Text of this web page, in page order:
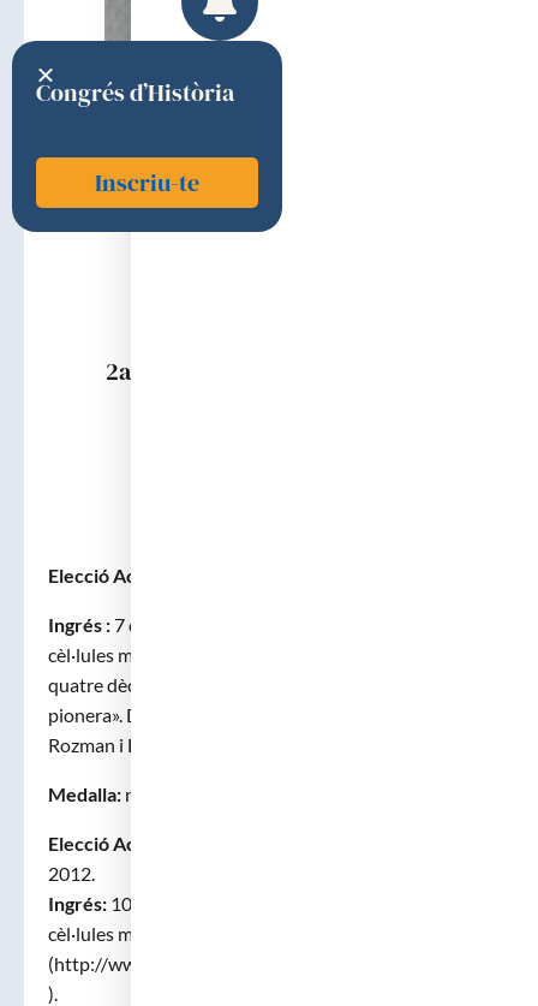
2a (MEDICINA I ESPECIALITATS
Elecció Acadèmic Numerari:
Ingrés :7 de maig de 2017, «Trasplantament de
cèl·lules mare de la sang i del sistema immunitari :
quatre dècades de progressos en una Catalunya
pionera». Discurs de Resposta a càrrec del Dr. Ciril
Rozman i Borstnar.
Medalla: número 42
Elecció Acadèmic corresponent:
2012.
Ingrés: 10 d’abril de 2012 «Trasplantament de
cèl·lules mare de la sang: d on venim, cap a on anem»
(http://www.raco.cat/index.php/RevistaRAMC/article/
).
Congrés d’Història
Inscriu-te